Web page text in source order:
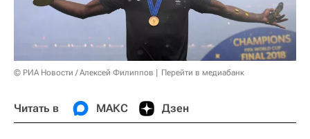
© РИА Новости / Алексей Филиппов Перейти в медиабанк
Читать в МАКС Дзен